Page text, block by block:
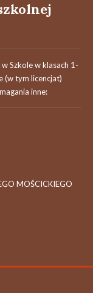
Szkole w klasach 1-
(w tym licencjat)
inne:
MOŚCICKIEGO